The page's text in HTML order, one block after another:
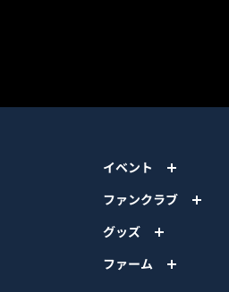
イベント
ファンクラブ
グッズ
ファーム